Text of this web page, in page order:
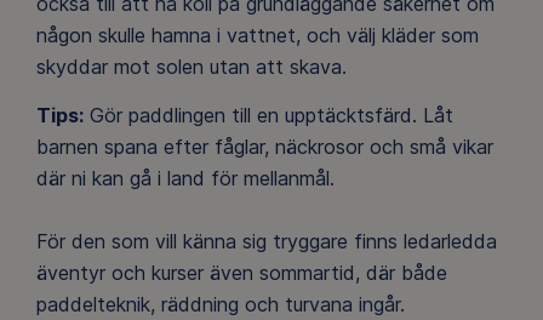
någon skulle hamna i vattnet, och välj kläder som
skyddar mot solen utan att skava.
Tips: Gör paddlingen till en upptäcktsfärd. Låt
barnen spana efter fåglar, näckrosor och små vikar
där ni kan gå i land för mellanmål.
För den som vill känna sig tryggare finns ledarledda
äventyr och kurser även sommartid, där både
paddelteknik, räddning och turvana ingår.